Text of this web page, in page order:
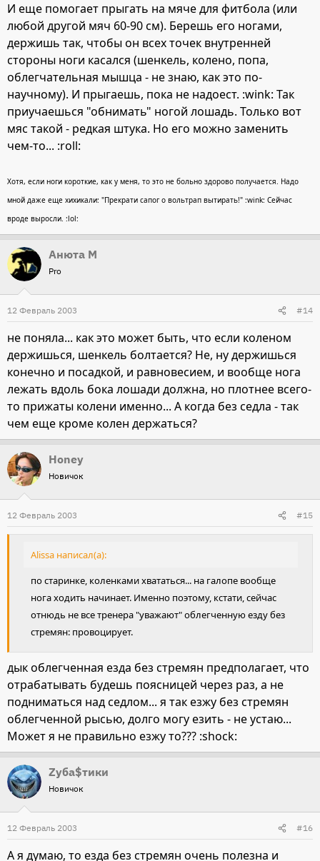
И еще помогает прыгать на мяче для фитбола (или
любой другой мяч 60-90 см). Берешь его ногами,
держишь так, чтобы он всех точек внутренней
стороны ноги касался (шенкель, колено, попа,
облегчательная мышца - не знаю, как это по-
научному). И прыгаешь, пока не надоест. :wink: Так
приучаешься "обнимать" ногой лошадь. Только вот
мяс такой - редкая штука. Но его можно заменить
чем-то... :roll:
Хотя, если ноги короткие, как у меня, то это не больно здорово получается. Надо
мной даже еще хихикали: "Прекрати сапог о вольтрап вытирать!" :wink: Сейчас
вроде выросли. :lol:
Анюта М
Pro
12 Февраль 2003 #14
не поняла... как это может быть, что если коленом
держишься, шенкель болтается? Не, ну держишься
конечно и посадкой, и равновесием, и вообще нога
лежать вдоль бока лошади должна, но плотнее всего-
то прижаты колени именно... А когда без седла - так
чем еще кроме колен держаться?
Honey
Новичок
12 Февраль 2003 #15
Alissa написал(а):
по старинке, коленками хвататься... на галопе вообще
нога ходить начинает. Именно поэтому, кстати, сейчас
отнюдь не все тренера "уважают" облегченную езду без
стремян: провоцирует.
дык облегченная езда без стремян предполагает, что
отрабатывать будешь поясницей через раз, а не
подниматься над седлом... я так езжу без стремян
облегченной рысью, долго могу езить - не устаю...
Может я не правильно езжу то??? :shock:
Zуба$тики
Новичок
12 Февраль 2003 #16
А я думаю, то езда без стремян очень полезна и